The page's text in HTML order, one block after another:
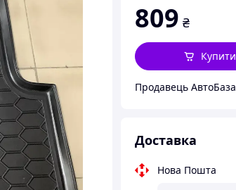
809 ₴
Купити
Продавець АвтоБаза
Доставка
Нова Пошта